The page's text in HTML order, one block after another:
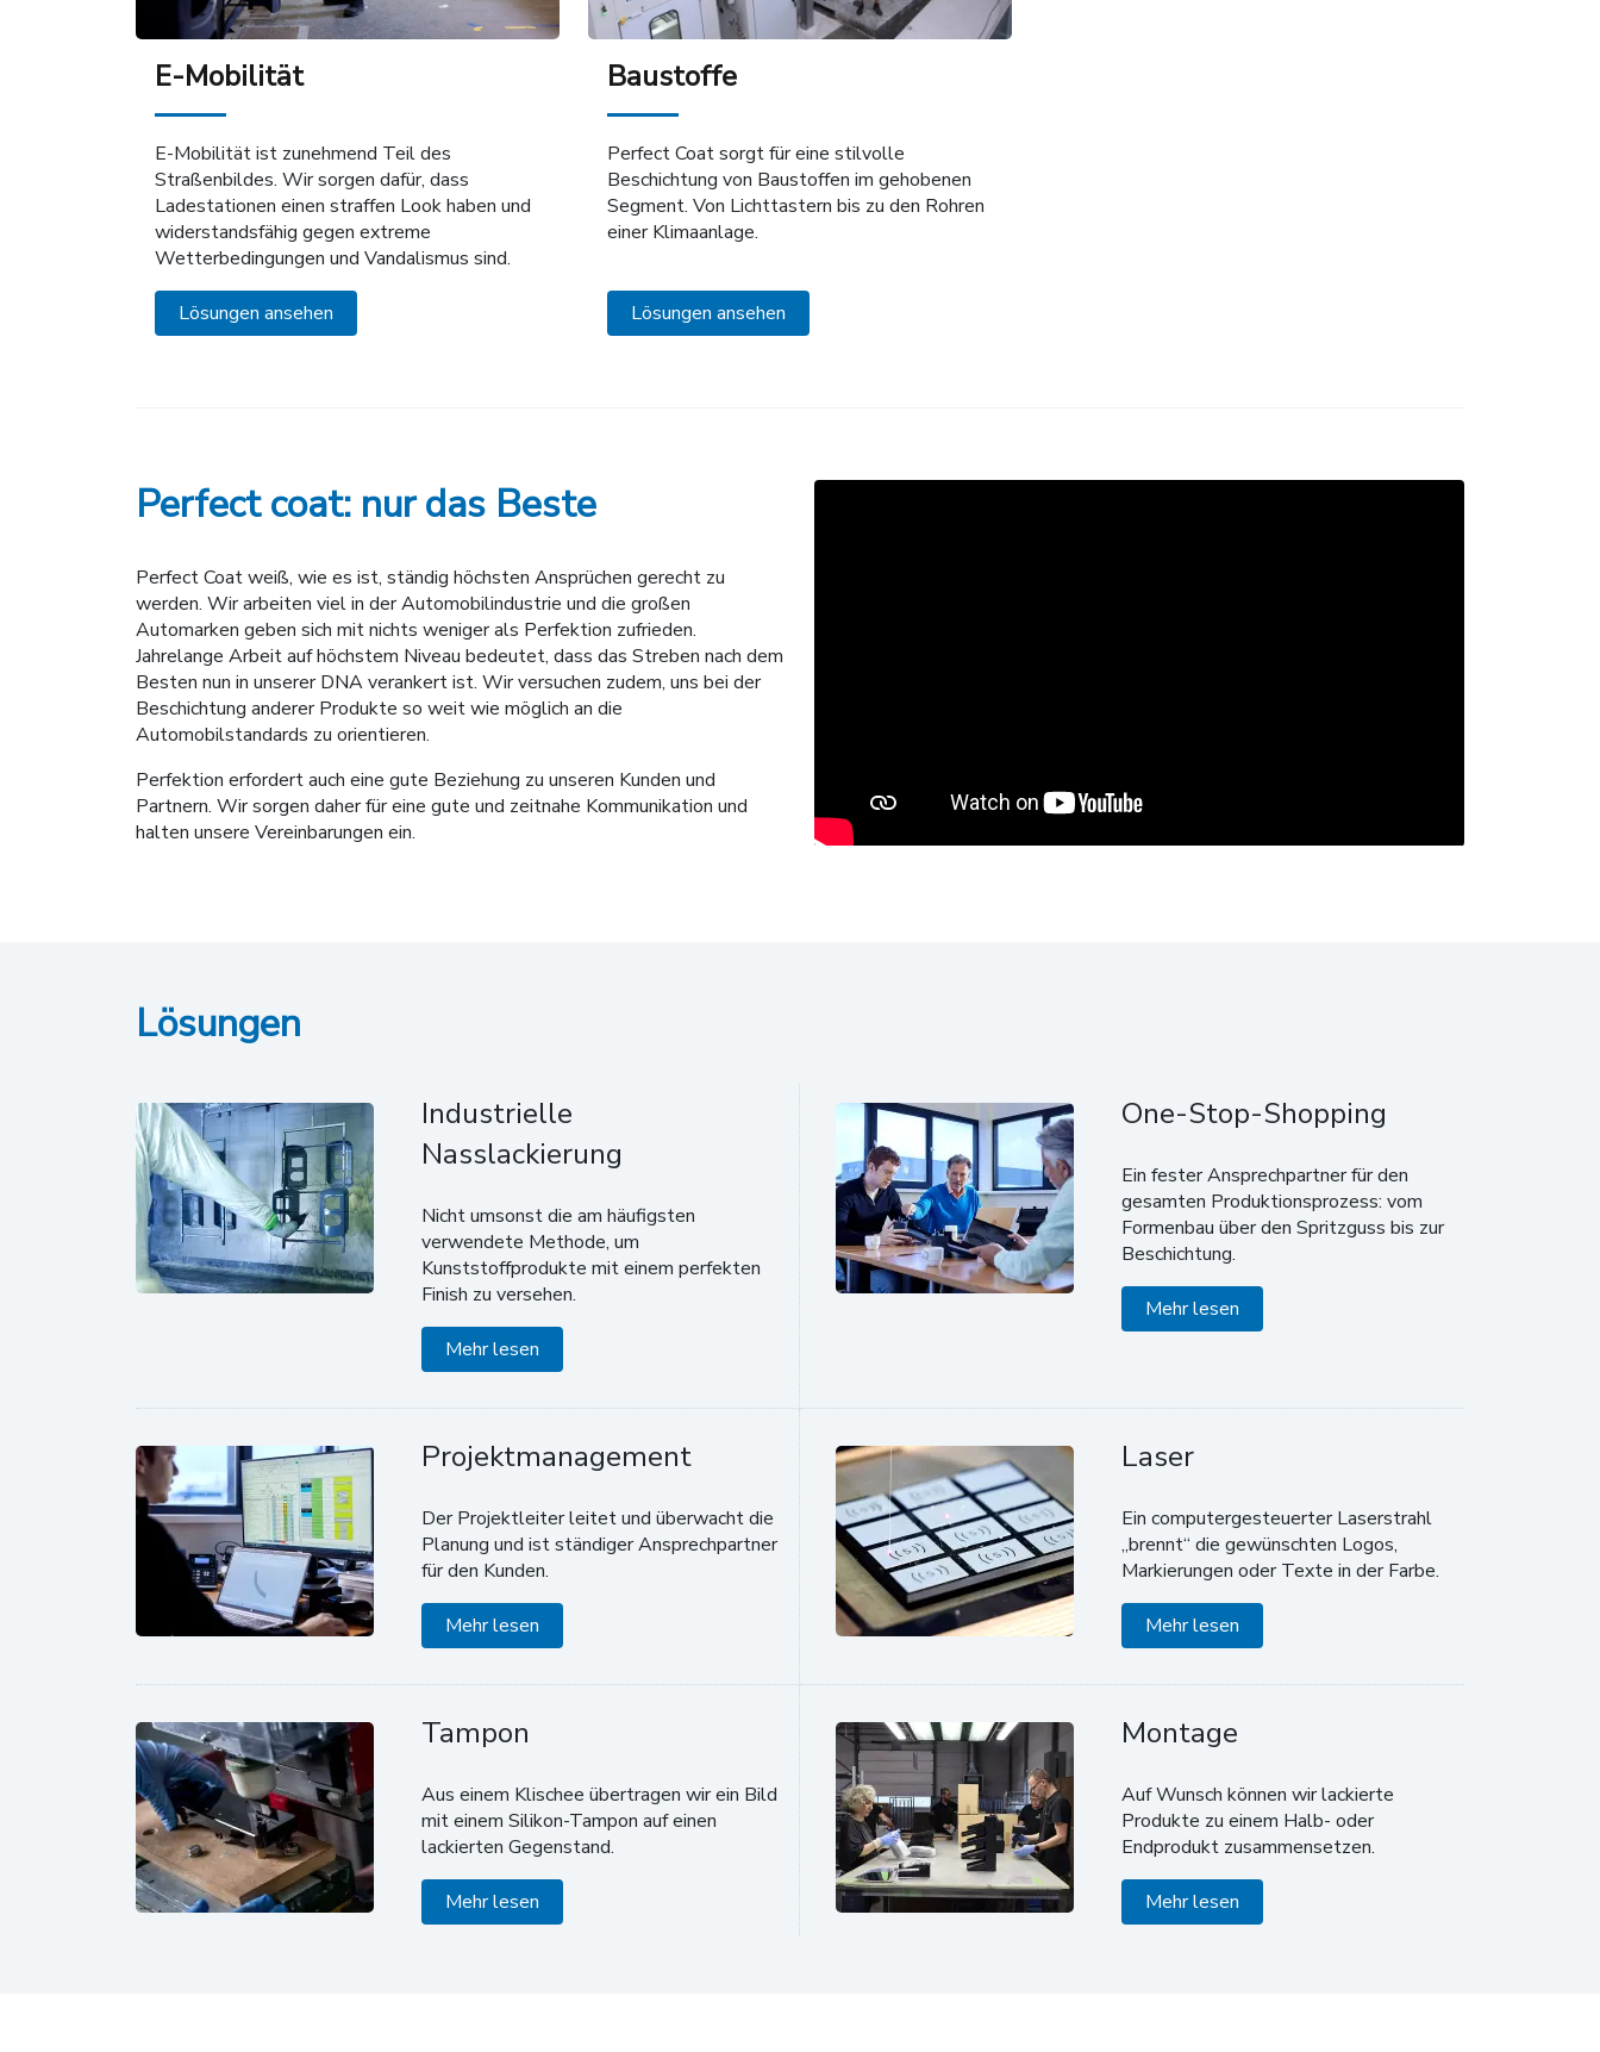
E-Mobilität
E-Mobilität ist zunehmend Teil des
Straßenbildes. Wir sorgen dafür, dass
Ladestationen einen straffen Look haben und
widerstandsfähig gegen extreme
Wetterbedingungen und Vandalismus sind.
Lösungen ansehen
Baustoffe
Perfect Coat sorgt für eine stilvolle
Beschichtung von Baustoffen im gehobenen
Segment. Von Lichttastern bis zu den Rohren
einer Klimaanlage.
Lösungen ansehen
Perfect coat: nur das Beste
Perfect Coat weiß, wie es ist, ständig höchsten Ansprüchen gerecht zu
werden. Wir arbeiten viel in der Automobilindustrie und die großen
Automarken geben sich mit nichts weniger als Perfektion zufrieden.
Jahrelange Arbeit auf höchstem Niveau bedeutet, dass das Streben nach dem
Besten nun in unserer DNA verankert ist. Wir versuchen zudem, uns bei der
Beschichtung anderer Produkte so weit wie möglich an die
Automobilstandards zu orientieren.
Perfektion erfordert auch eine gute Beziehung zu unseren Kunden und
Partnern. Wir sorgen daher für eine gute und zeitnahe Kommunikation und
halten unsere Vereinbarungen ein.
Lösungen
Industrielle
Nasslackierung
Nicht umsonst die am häufigsten
verwendete Methode, um
Kunststoffprodukte mit einem perfekten
Finish zu versehen.
Mehr lesen
One-Stop-Shopping
Ein fester Ansprechpartner für den
gesamten Produktionsprozess: vom
Formenbau über den Spritzguss bis zur
Beschichtung.
Mehr lesen
Projektmanagement
Der Projektleiter leitet und überwacht die
Planung und ist ständiger Ansprechpartner
für den Kunden.
Mehr lesen
Laser
Ein computergesteuerter Laserstrahl
„brennt“ die gewünschten Logos,
Markierungen oder Texte in der Farbe.
Mehr lesen
Tampon
Aus einem Klischee übertragen wir ein Bild
mit einem Silikon-Tampon auf einen
lackierten Gegenstand.
Mehr lesen
Montage
Auf Wunsch können wir lackierte
Produkte zu einem Halb- oder
Endprodukt zusammensetzen.
Mehr lesen